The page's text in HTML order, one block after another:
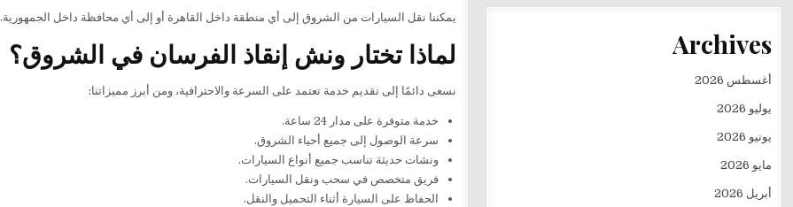
يمكننا نقل السيارات من الشروق إلى أي منطقة داخل القاهرة أو إلى أي محافظة داخل الجمهورية.
لماذا تختار ونش إنقاذ الفرسان في الشروق؟
نسعى دائمًا إلى تقديم خدمة تعتمد على السرعة والاحترافية، ومن أبرز مميزاتنا:
خدمة متوفرة على مدار 24 ساعة.
سرعة الوصول إلى جميع أحياء الشروق.
ونشات حديثة تناسب جميع أنواع السيارات.
فريق متخصص في سحب ونقل السيارات.
الحفاظ على السيارة أثناء التحميل والنقل.
Archives
أغسطس 2026
يوليو 2026
يونيو 2026
مايو 2026
أبريل 2026